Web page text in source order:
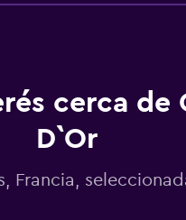
cerca de
D`Or
Francia,